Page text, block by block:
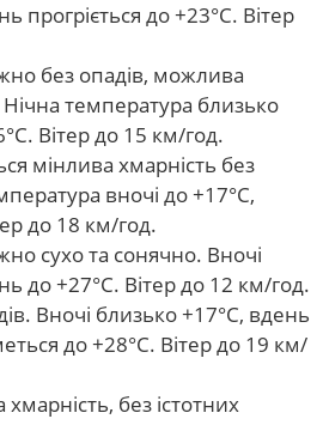
прогріється до +23°С. Вітер
без опадів, можлива
температура близько
Вітер до 15 км/год.
мінлива хмарність без
вночі до +17°С,
до 18 км/год.
сухо та сонячно. Вночі
до +27°С. Вітер до 12 км/год.
Вночі близько +17°С, вдень
до +28°С. Вітер до 19 км/
без істотних